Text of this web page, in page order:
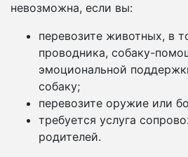
невозможна, если вы:
перевозите животных, в
проводника, собаку-
эмоциональной
собаку;
перевозите оружие или
требуется услуга
родителей.